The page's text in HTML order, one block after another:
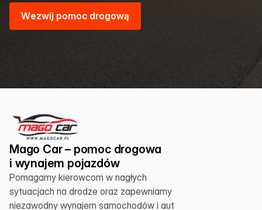
Wezwij pomoc drogową
Mago Car – pomoc drogowa
i wynajem pojazdów
Pomagamy kierowcom w nagłych
sytuacjach na drodze oraz zapewniamy
niezawodny wynajem samochodów i aut